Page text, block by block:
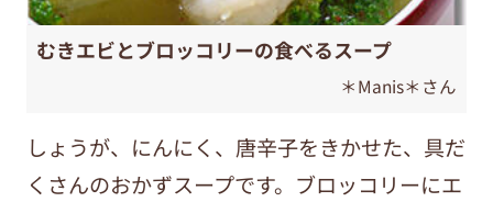
むきエビとブロッコリーの食べるスープ
＊Manis＊さん
しょうが、にんにく、唐辛子をきかせた、具だ
くさんのおかずスープです。ブロッコリーにエ